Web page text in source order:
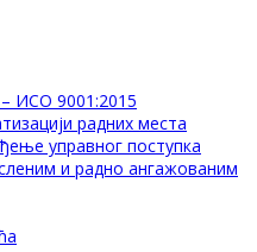
ИСО 9001:2015
радних места
управног поступка
и радно ангажованим